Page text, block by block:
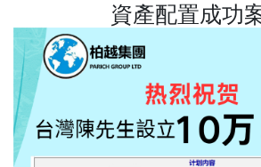
資產配置成功